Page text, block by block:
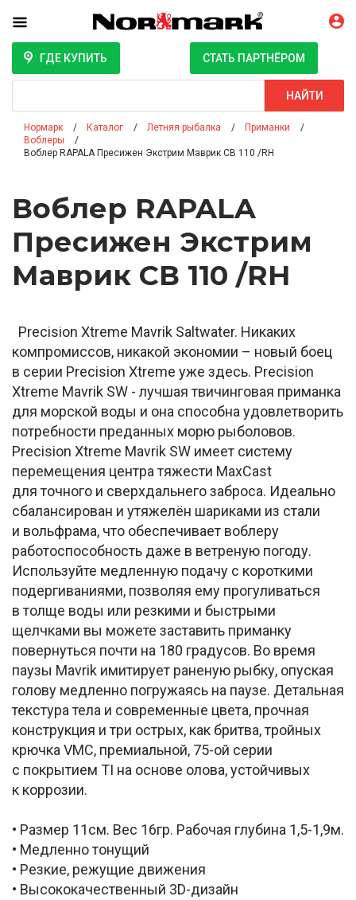
ГДЕ КУПИТЬ СТАТЬ ПАРТНЁРОМ
НАЙТИ
Нормарк Каталог Летняя рыбалка
Приманки
Воблеры
Воблер RAPALA Пресижен Экстрим Маврик СВ 110 /RH
Воблер RAPALA
Пресижен Экстрим
Маврик СВ 110 /RH
Precision Xtreme Mavrik Saltwater. Никаких
компромиссов, никакой экономии – новый боец
в серии Precision Xtreme уже здесь. Precision
Xtreme Mavrik SW - лучшая твичинговая приманка
для морской воды и она способна удовлетворить
потребности преданных морю рыболовов.
Precision Xtreme Mavrik SW имеет систему
перемещения центра тяжести MaxCast
для точного и сверхдальнего заброса. Идеально
сбалансирован и утяжелён шариками из стали
и вольфрама, что обеспечивает воблеру
работоспособность даже в ветреную погоду.
Используйте медленную подачу с короткими
подергиваниями, позволяя ему прогуливаться
в толще воды или резкими и быстрыми
щелчками вы можете заставить приманку
повернуться почти на 180 градусов. Во время
паузы Mavrik имитирует раненую рыбку, опуская
голову медленно погружаясь на паузе. Детальная
текстура тела и современные цвета, прочная
конструкция и три острых, как бритва, тройных
крючка VMC, премиальной, 75-ой серии
с покрытием TI на основе олова, устойчивых
к коррозии.
• Размер 11см. Вес 16гр. Рабочая глубина 1,5-1,9м.
• Медленно тонущий
• Резкие, режущие движения
• Высококачественный 3D-дизайн